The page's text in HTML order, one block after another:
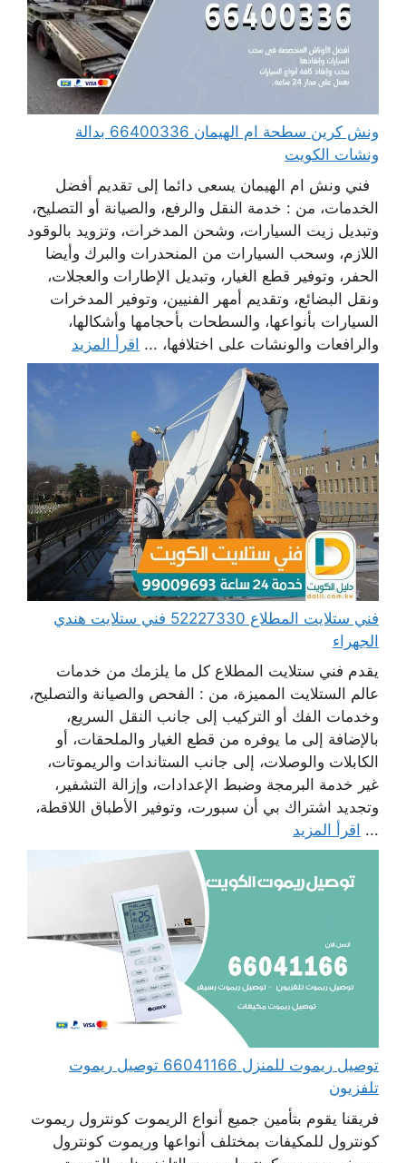
ونش كرين سطحة ام الهيمان 66400336 بدالة
ونشات الكويت
فني ونش ام الهيمان يسعى دائما إلى تقديم أفضل
الخدمات، من : خدمة النقل والرفع، والصيانة أو التصليح،
وتبديل زيت السيارات، وشحن المدخرات، وتزويد بالوقود
اللازم، وسحب السيارات من المنحدرات والبرك وأيضا
الحفر، وتوفير قطع الغيار، وتبديل الإطارات والعجلات،
ونقل البضائع، وتقديم أمهر الفنيين، وتوفير المدخرات
السيارات بأنواعها، والسطحات بأحجامها وأشكالها،
والرافعات والونشات على اختلافها، ... اقرأ المزيد
فني ستلايت المطلاع 52227330 فني ستلايت هندي
الجهراء
يقدم فني ستلايت المطلاع كل ما يلزمك من خدمات
عالم الستلايت المميزة، من : الفحص والصيانة والتصليح،
وخدمات الفك أو التركيب إلى جانب النقل السريع،
بالإضافة إلى ما يوفره من قطع الغيار والملحقات، أو
الكابلات والوصلات، إلى جانب الستاندات والريموتات،
غير خدمة البرمجة وضبط الإعدادات، وإزالة التشفير،
وتجديد اشتراك بي أن سبورت، وتوفير الأطباق اللاقطة،
... اقرأ المزيد
توصيل ريموت للمنزل 66041166 توصيل ريموت
تلفزيون
فريقنا يقوم بتأمين جميع أنواع الريموت كونترول ريموت
كونترول للمكيفات بمختلف أنواعها وريموت كونترول